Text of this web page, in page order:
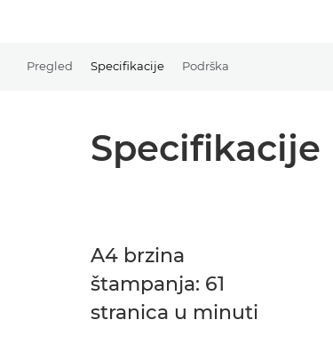
Pregled Specifikacije Podrška
Specifikacije
A4 brzina
štampanja: 61
stranica u minuti